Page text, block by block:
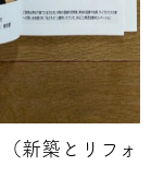
（新築とリフォ